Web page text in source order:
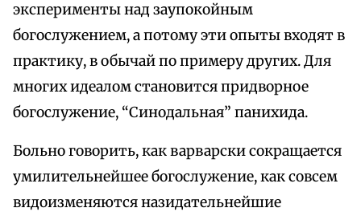
эксперименты над заупокойным
богослужением, а потому эти опыты входят в
практику, в обычай по примеру других. Для
многих идеалом становится придворное
богослужение, “Синодальная” панихида.
Больно говорить, как варварски сокращается
умилительнейшее богослужение, как совсем
видоизменяются назидательнейшие